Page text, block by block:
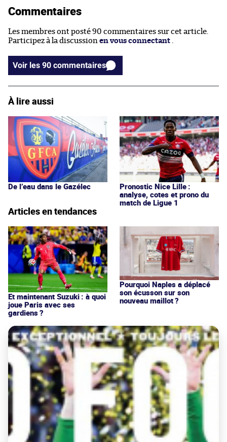
Commentaires
Les membres ont posté 90 commentaires sur cet article.
Participez à la discussion en vous connectant
Voir les 90 commentaires
À lire aussi
De l’eau dans le Gazélec
Pronostic Nice Lille :
analyse, cotes et prono du
match de Ligue 1
Articles en tendances
Et maintenant Suzuki : à quoi
joue Paris avec ses
gardiens ?
Pourquoi Naples a déplacé
son écusson sur son
nouveau maillot ?